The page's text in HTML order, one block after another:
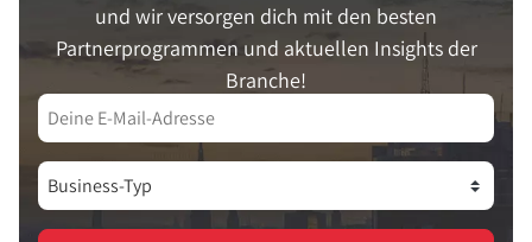
und wir versorgen dich mit den besten
Partnerprogrammen und aktuellen Insights der
Branche!